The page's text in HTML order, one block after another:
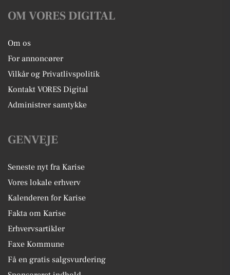
OM VORES DIGITAL
Om os
For annoncører
Vilkår og Privatlivspolitik
Kontakt VORES Digital
Administrer samtykke
GENVEJE
Seneste nyt fra Karise
Vores lokale erhverv
Kalenderen for Karise
Fakta om Karise
Erhvervsartikler
Faxe Kommune
Få en gratis salgsvurdering